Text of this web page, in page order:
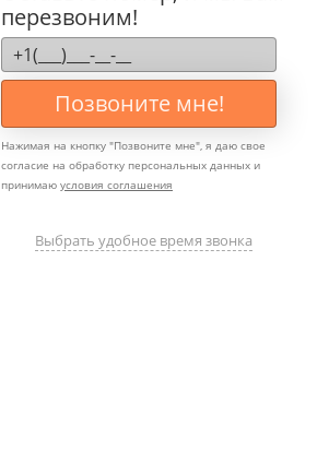
перезвоним!
Позвоните мне!
Нажимая на кнопку "Позвоните мне", я даю свое
согласие на обработку персональных данных и
принимаю условия соглашения
Выбрать удобное время звонка